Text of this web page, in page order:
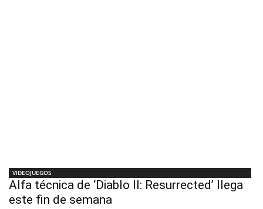
VIDEOJUEGOS
Alfa técnica de ‘Diablo II: Resurrected’ llega
este fin de semana